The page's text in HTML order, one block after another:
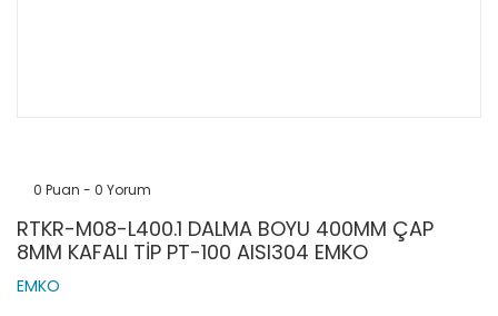
0 Puan - 0 Yorum
RTKR-M08-L400.1 DALMA BOYU 400MM ÇAP
8MM KAFALI TİP PT-100 AISI304 EMKO
EMKO